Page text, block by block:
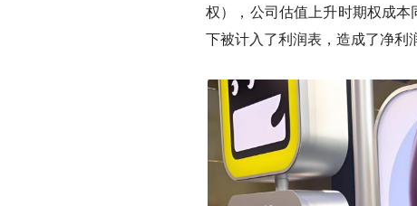
权），公司估值上升时期权成
下被计入了利润表，造成了净利